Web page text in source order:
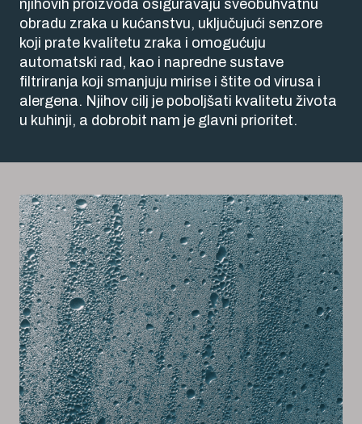
njihovih proizvoda osiguravaju sveobuhvatnu
obradu zraka u kućanstvu, uključujući senzore
koji prate kvalitetu zraka i omogućuju
automatski rad, kao i napredne sustave
filtriranja koji smanjuju mirise i štite od virusa i
alergena. Njihov cilj je poboljšati kvalitetu života
u kuhinji, a dobrobit nam je glavni prioritet.